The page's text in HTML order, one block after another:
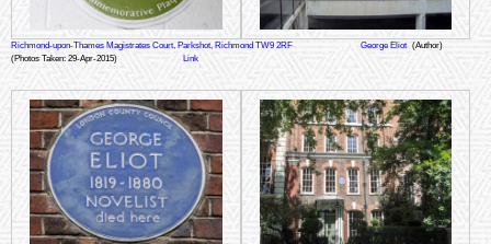
Richmond-upon-Thames Magistrates Court, Parkshot, Richmond TW9 2RF George Eliot (Author)
(Photos Taken: 29-Apr-2015)
Link